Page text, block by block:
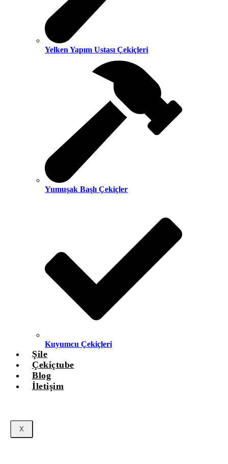
Yelken Yapım Ustası Çekiçleri
Yumuşak Başlı Çekiçler
Kuyumcu Çekiçleri
Şile
Çekiçtube
Blog
İletişim
X